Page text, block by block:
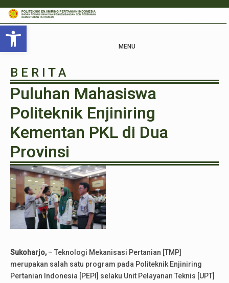
Open toolbar
MENU
B E R I T A
Puluhan Mahasiswa
Politeknik Enjiniring
Kementan PKL di Dua
Provinsi
Sukoharjo,– Teknologi Mekanisasi Pertanian [TMP]
merupakan salah satu program pada Politeknik Enjiniring
Pertanian Indonesia [PEPI] selaku Unit Pelayanan Teknis [UPT]